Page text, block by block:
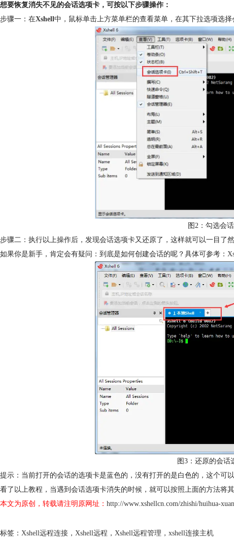
想要恢复消失不见的会话选项卡，可按以下步骤操作：
步骤一：在Xshell中，鼠标单击上方菜单栏的查看菜单，在其下拉选项选
图2：勾选会
步骤二：执行以上操作后，发现会话选项卡又还原了，这样就可以一目了
如果你是新手，肯定会有疑问：到底是如何创建会话的呢？具体可参考：
图3：还原的会话
提示：当前打开的会话的选项卡是蓝色的，没有打开的是白色的，这个可以
看了以上教程，当遇到会话选项卡消失的时候，就可以按照上面的方法将
本文为原创，转载请注明原网址： http://www.xshellcn.com/zhishi/huihua-
标签： Xshell远程连接 ， Xshell远程 ， Xshell远程管理 ， xshell连接主机